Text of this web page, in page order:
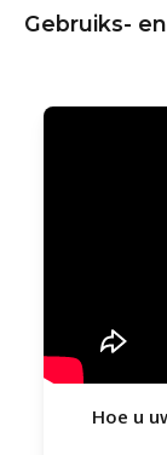
Gebruiks-
Hoe u